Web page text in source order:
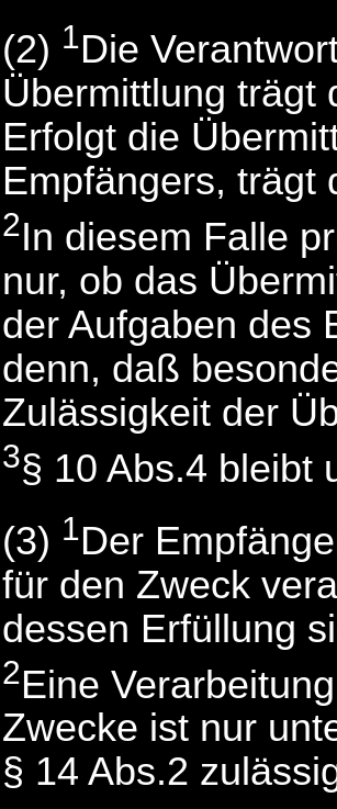
(2) 1Die
Übermittlung trägt
Erfolgt die
Empfängers, trägt
2In diesem Falle
nur, ob das
der Aufgaben des
denn, daß
Zulässigkeit der
3§ 10 Abs.4 bleibt
(3) 1Der
für den Zweck
dessen Erfüllung
2Eine
Zwecke ist nur
§ 14 Abs.2